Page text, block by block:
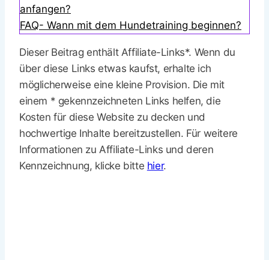
anfangen?
FAQ- Wann mit dem Hundetraining beginnen?
Dieser Beitrag enthält Affiliate-Links*. Wenn du
über diese Links etwas kaufst, erhalte ich
möglicherweise eine kleine Provision. Die mit
einem * gekennzeichneten Links helfen, die
Kosten für diese Website zu decken und
hochwertige Inhalte bereitzustellen. Für weitere
Informationen zu Affiliate-Links und deren
Kennzeichnung, klicke bitte hier.